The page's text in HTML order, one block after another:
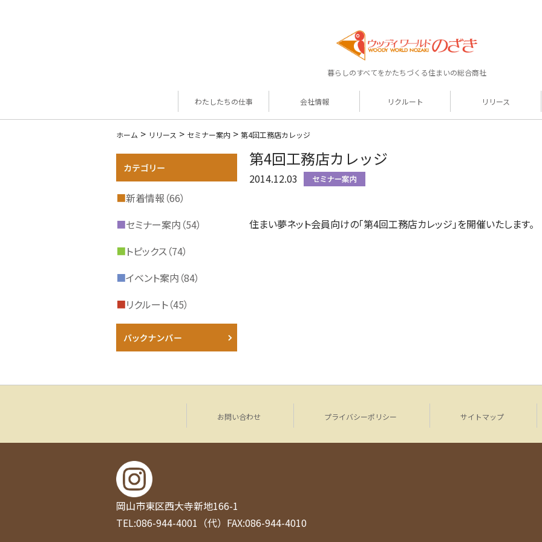
暮らしのすべてをかたちづくる住まいの総合商社
わたしたちの仕事 会社情報 リクルート リリース
ホーム > リリース > セミナー案内 > 第4回工務店カレッジ
第4回工務店カレッジ
2014.12.03
住まい夢ネット会員向けの「第4回工務店カレッジ」を開催いたします。
■新着情報（66）
■セミナー案内（54）
■トピックス（74）
■イベント案内（84）
■リクルート（45）
お問い合わせ プライバシーポリシー サイトマップ
岡山市東区西大寺新地166-1
TEL:086-944-4001（代） FAX:086-944-4010